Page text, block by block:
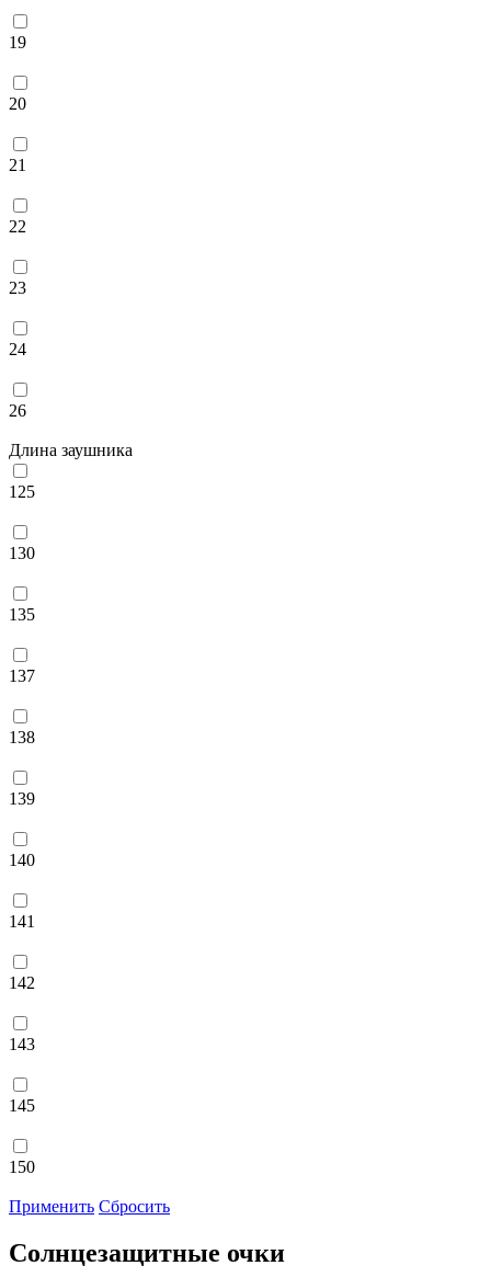
19
20
21
22
23
24
26
Длина заушника
125
130
135
137
138
139
140
141
142
143
145
150
Применить Сбросить
Солнцезащитные очки